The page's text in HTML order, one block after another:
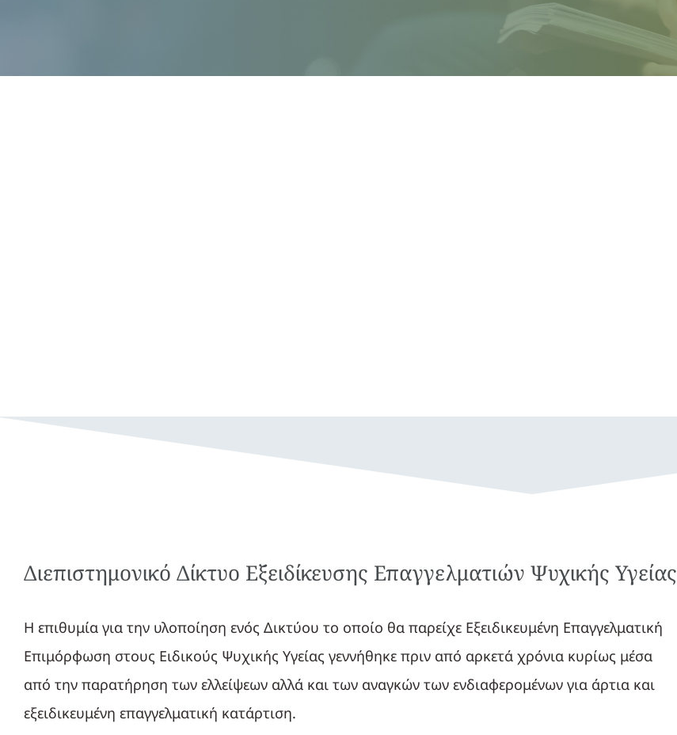
Διεπιστημονικό Δίκτυο Εξειδίκευσης Επαγγελματιών Ψυχικής Υγείας
Η επιθυμία για την υλοποίηση ενός Δικτύου το οποίο θα παρείχε Εξειδικευμένη Επαγγελματική
Επιμόρφωση στους Ειδικούς Ψυχικής Υγείας γεννήθηκε πριν από αρκετά χρόνια κυρίως μέσα
από την παρατήρηση των ελλείψεων αλλά και των αναγκών των ενδιαφερομένων για άρτια και
εξειδικευμένη επαγγελματική κατάρτιση.